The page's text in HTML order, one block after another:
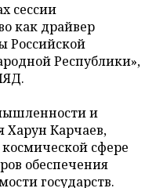
сессии
как драйвер
Российской
Республики»,
и
Харун Карчаев,
сфере
обеспечения
государств.